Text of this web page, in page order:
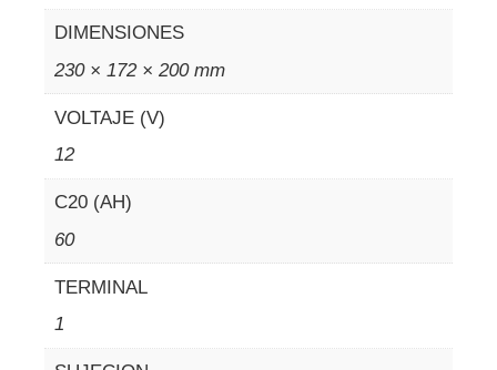
DIMENSIONES
230 × 172 × 200 mm
VOLTAJE (V)
12
C20 (AH)
60
TERMINAL
1